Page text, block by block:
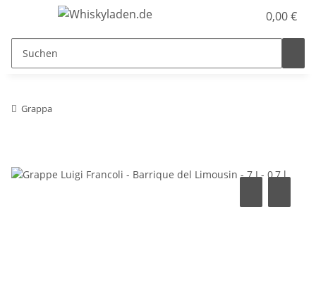
0,00 €
Grappa